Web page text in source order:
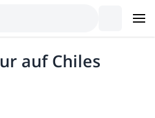
auf Chiles